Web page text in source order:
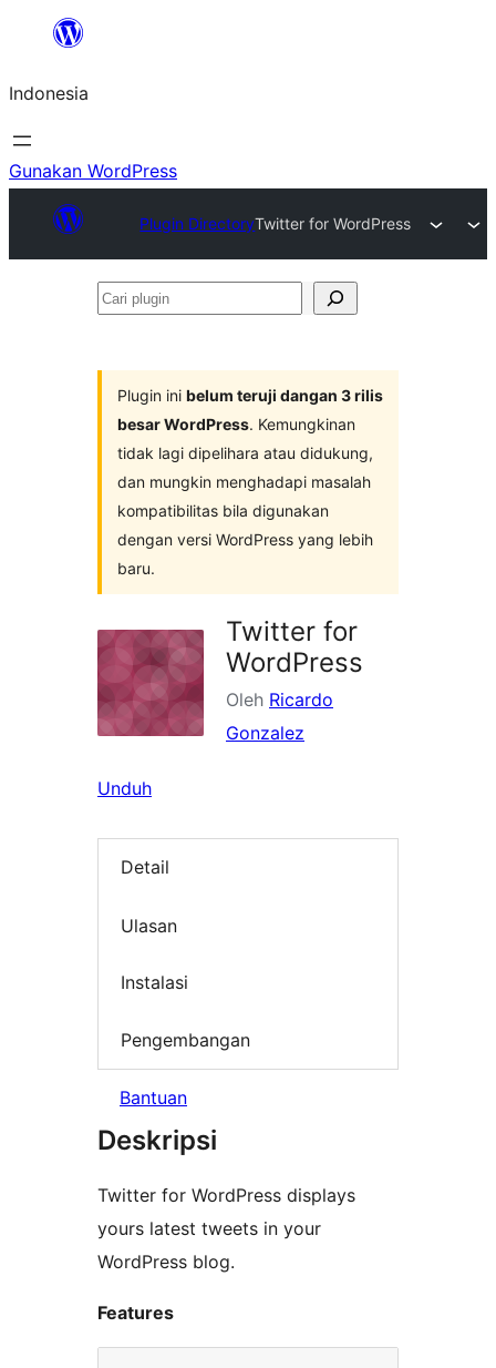
Lewati
konten
Indonesia
Gunakan WordPress
Plugin DirectoryTwitter for WordPress
Cari
Plugin ini belum teruji dangan 3 rilis
besar WordPress. Kemungkinan
tidak lagi dipelihara atau didukung,
dan mungkin menghadapi masalah
kompatibilitas bila digunakan
dengan versi WordPress yang lebih
baru.
Twitter for
WordPress
Oleh Ricardo
Gonzalez
Unduh
Detail
Ulasan
Instalasi
Pengembangan
Bantuan
Deskripsi
Twitter for WordPress displays
yours latest tweets in your
WordPress blog.
Features